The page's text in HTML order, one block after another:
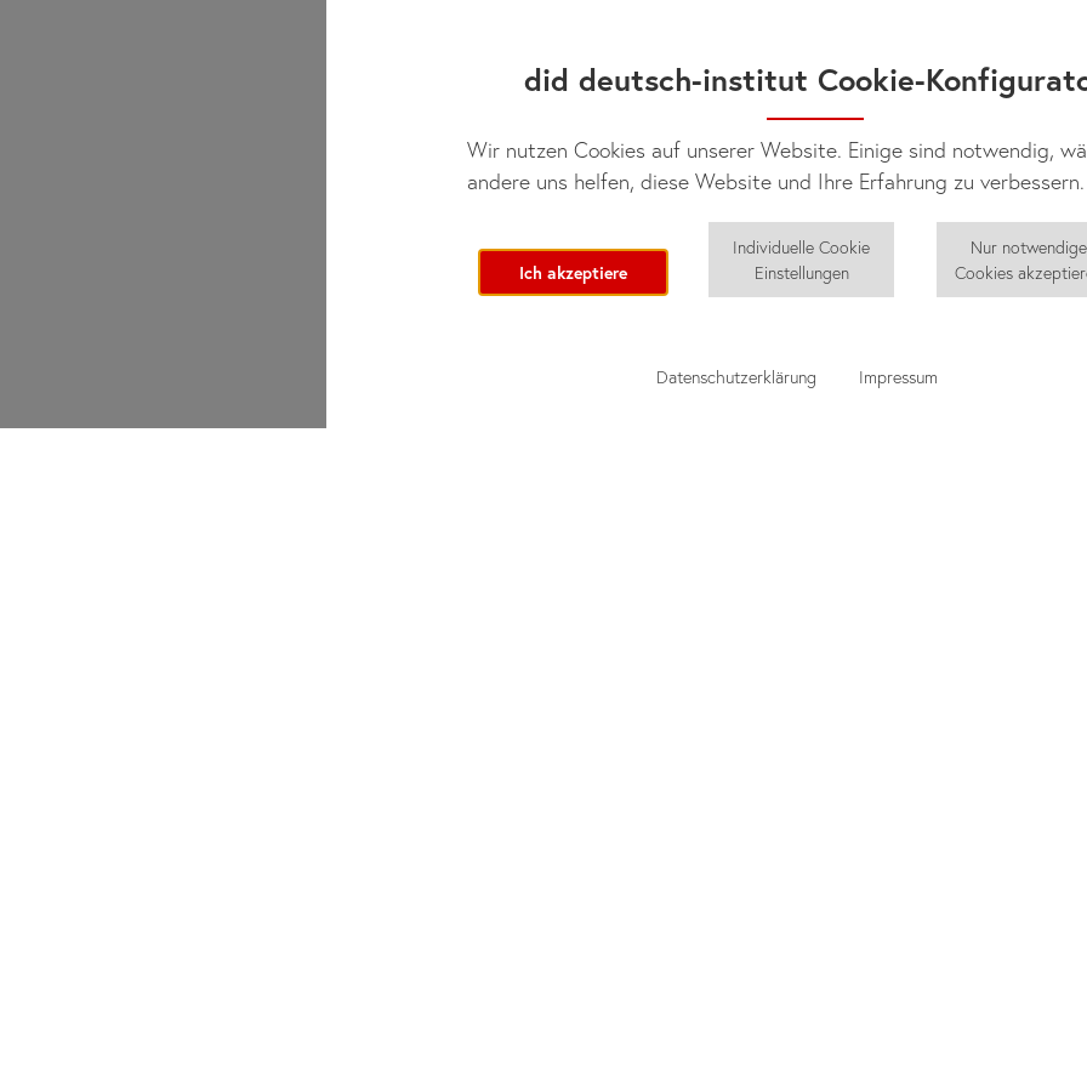
did deutsch-institut Cookie-
Wir nutzen Cookies auf unserer Website. Einige sind notwendig,
andere uns helfen, diese Website und Ihre Erfahrung zu verbessern.
Ich akzeptiere
Individuelle Cookie
Einstellungen
Nur notwendige
Cookies
Datenschutzerklärung Impressum